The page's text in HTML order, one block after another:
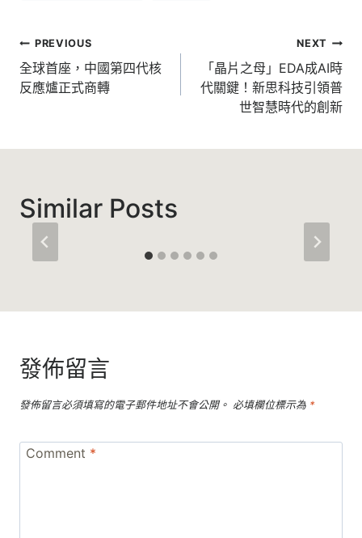
文
章
導
PREVIOUS
全球首座，中國第四代核
反應爐正式商轉
NEXT
「晶片之母」EDA成AI時
代關鍵！新思科技引領普
世智慧時代的創新
Similar Posts
發佈留言
發佈留言必須填寫的電子郵件地址不會公開。 必填欄位標示為 *
Comment *